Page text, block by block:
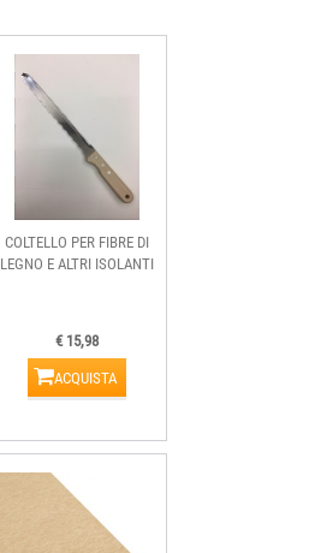
COLTELLO PER FIBRE DI
LEGNO E ALTRI ISOLANTI
€ 15,98
ACQUISTA